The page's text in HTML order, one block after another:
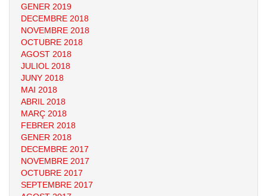
GENER 2019
DECEMBRE 2018
NOVEMBRE 2018
OCTUBRE 2018
AGOST 2018
JULIOL 2018
JUNY 2018
MAI 2018
ABRIL 2018
MARÇ 2018
FEBRER 2018
GENER 2018
DECEMBRE 2017
NOVEMBRE 2017
OCTUBRE 2017
SEPTEMBRE 2017